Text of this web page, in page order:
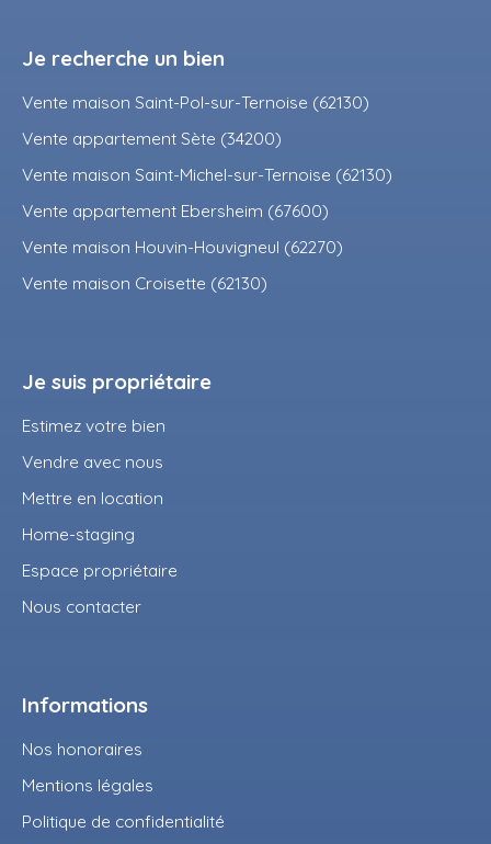
Je recherche un bien
Vente maison Saint-Pol-sur-Ternoise (62130)
Vente appartement Sète (34200)
Vente maison Saint-Michel-sur-Ternoise (62130)
Vente appartement Ebersheim (67600)
Vente maison Houvin-Houvigneul (62270)
Vente maison Croisette (62130)
Je suis propriétaire
Estimez votre bien
Vendre avec nous
Mettre en location
Home-staging
Espace propriétaire
Nous contacter
Informations
Nos honoraires
Mentions légales
Politique de confidentialité